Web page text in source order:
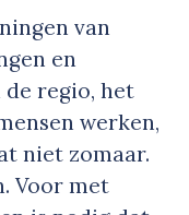
van
en
de regio, het
werken,
niet zomaar.
Voor met